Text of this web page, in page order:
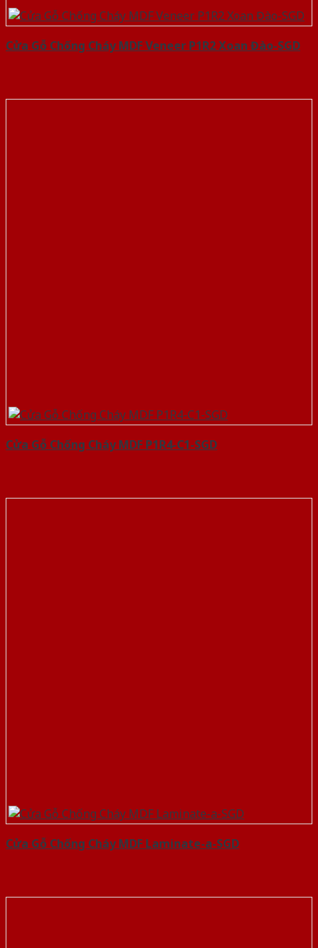
Cửa Gỗ Chống Cháy MDF Veneer P1R2 Xoan Đào-SGD
Cửa Gỗ Chống Cháy MDF P1R4-C1-SGD
Cửa Gỗ Chống Cháy MDF Laminate-a-SGD